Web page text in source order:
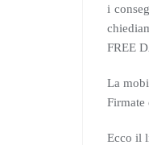
i
FREE
La
Firmate
Ecco il